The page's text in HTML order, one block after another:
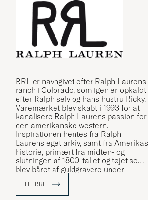
RRL er navngivet efter Ralph Laurens
ranch i Colorado, som igen er opkaldt
efter Ralph selv og hans hustru Ricky.
Varemærket blev skabt i 1993 for at
kanalisere Ralph Laurens passion for
den amerikanske western.
Inspirationen hentes fra Ralph
Laurens eget arkiv, samt fra Amerikas
historie, primært fra midten- og
slutningen af 1800-tallet og tøjet som
blev båret af guldgravere under
borgerkrigen og begge verdenskrige.
TIL RRL